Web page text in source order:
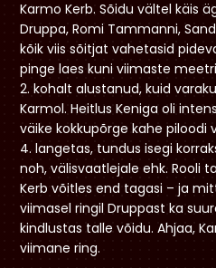
Karmo Kerb. Sõidu vältel käis
Druppa, Romi Tammanni,
kõik viis sõitjat vahetasid
pinge laes kuni viimaste
2. kohalt alustanud, kuid
Karmol. Heitlus Keniga oli
väike kokkupõrge kahe piloodi
4. langetas, tundus isegi
noh, välisvaatlejale ehk. Rooli
Kerb võitles end tagasi – ja
viimasel ringil Druppast ka
kindlustas talle võidu. Ahjaa,
viimane ring.